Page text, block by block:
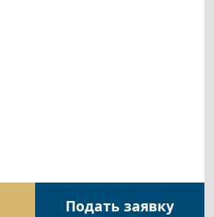
Подать заявку